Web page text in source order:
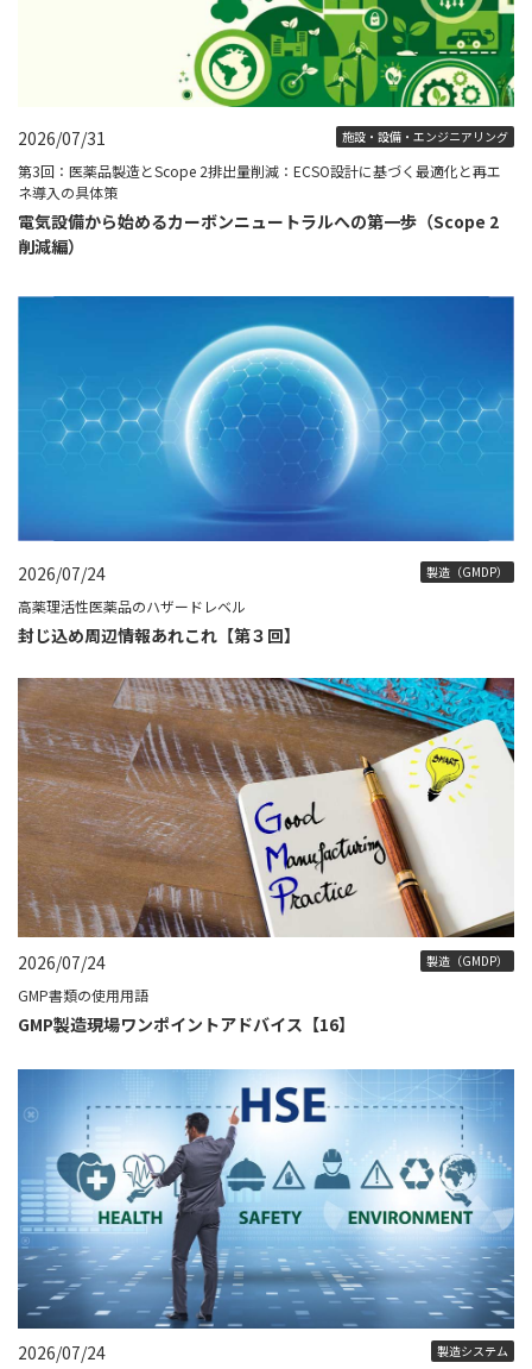
2026/07/31 施設・設備・エンジニアリング
第3回：医薬品製造とScope 2排出量削減：ECSO設計に基づく最適化と再エ
ネ導入の具体策
電気設備から始めるカーボンニュートラルへの第一歩（Scope 2
削減編）
2026/07/24 製造（GMDP）
高薬理活性医薬品のハザードレベル
封じ込め周辺情報あれこれ【第３回】
2026/07/24 製造（GMDP）
GMP書類の使用用語
GMP製造現場ワンポイントアドバイス【16】
2026/07/24 製造システム